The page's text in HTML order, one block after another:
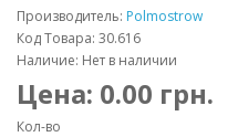
Производитель: Polmostrow
Код Товара: 30.616
Наличие: Нет в наличии
Цена: 0.00 грн.
Кол-во